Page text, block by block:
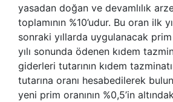
yasadan doğan ve devamlılık
toplamının %10’udur. Bu oran ilk
sonraki yıllarda uygulanacak
yılı sonunda ödenen kıdem
giderleri tutarının kıdem
tutarına oranı hesabedilerek
yeni prim oranının %0,5’in